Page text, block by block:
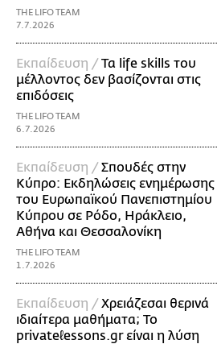
THE LIFO TEAM
7.7.2026
Εκπαίδευση /Τα life skills του
μέλλοντος δεν βασίζονται στις
επιδόσεις
THE LIFO TEAM
6.7.2026
Εκπαίδευση /Σπουδές στην
Κύπρο: Εκδηλώσεις ενημέρωσης
του Ευρωπαϊκού Πανεπιστημίου
Κύπρου σε Ρόδο, Ηράκλειο,
Αθήνα και Θεσσαλονίκη
THE LIFO TEAM
1.7.2026
Εκπαίδευση /Χρειάζεσαι θερινά
ιδιαίτερα μαθήματα; Το
privateℓessons.gr είναι η λύση